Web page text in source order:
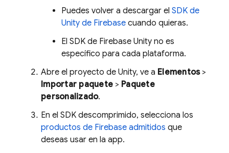
Puedes volver a descargar el SDK de
Unity de Firebase cuando quieras.
El SDK de Firebase Unity no es
específico para cada plataforma.
Abre el proyecto de Unity, ve a Elementos>
Importar paquete > Paquete
personalizado.
En el SDK descomprimido, selecciona los
productos de Firebase admitidos que
deseas usar en la app.